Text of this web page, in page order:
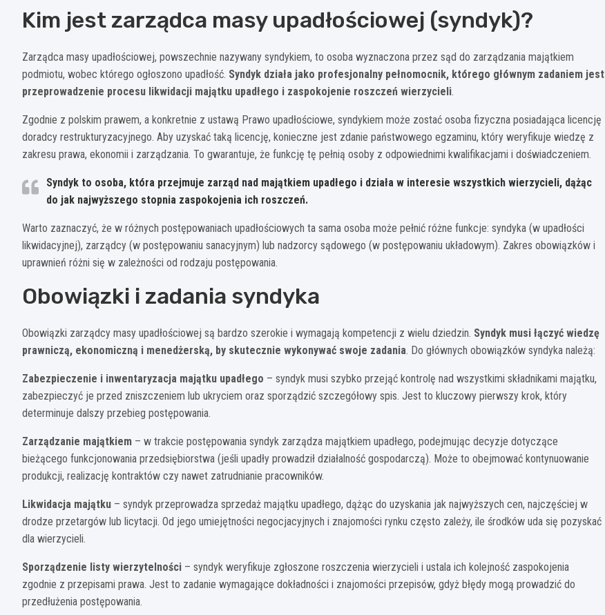
Kim jest zarządca masy upadłościowej (syndyk)?
Zarządca masy upadłościowej, powszechnie nazywany syndykiem, to osoba wyznaczona przez sąd do zarządzania majątkiem
podmiotu, wobec którego ogłoszono upadłość. Syndyk działa jako profesjonalny pełnomocnik, którego głównym zadaniem jest
przeprowadzenie procesu likwidacji majątku upadłego i zaspokojenie roszczeń wierzycieli.
Zgodnie z polskim prawem, a konkretnie z ustawą Prawo upadłościowe, syndykiem może zostać osoba fizyczna posiadająca licencję
doradcy restrukturyzacyjnego. Aby uzyskać taką licencję, konieczne jest zdanie państwowego egzaminu, który weryfikuje wiedzę z
zakresu prawa, ekonomii i zarządzania. To gwarantuje, że funkcję tę pełnią osoby z odpowiednimi kwalifikacjami i doświadczeniem.
Syndyk to osoba, która przejmuje zarząd nad majątkiem upadłego i działa w interesie wszystkich wierzycieli, dążąc
do jak najwyższego stopnia zaspokojenia ich roszczeń.
Warto zaznaczyć, że w różnych postępowaniach upadłościowych ta sama osoba może pełnić różne funkcje: syndyka (w upadłości
likwidacyjnej), zarządcy (w postępowaniu sanacyjnym) lub nadzorcy sądowego (w postępowaniu układowym). Zakres obowiązków i
uprawnień różni się w zależności od rodzaju postępowania.
Obowiązki i zadania syndyka
Obowiązki zarządcy masy upadłościowej są bardzo szerokie i wymagają kompetencji z wielu dziedzin. Syndyk musi łączyć wiedzę
prawniczą, ekonomiczną i menedżerską, by skutecznie wykonywać swoje zadania. Do głównych obowiązków syndyka należą:
Zabezpieczenie i inwentaryzacja majątku upadłego – syndyk musi szybko przejąć kontrolę nad wszystkimi składnikami majątku,
zabezpieczyć je przed zniszczeniem lub ukryciem oraz sporządzić szczegółowy spis. Jest to kluczowy pierwszy krok, który
determinuje dalszy przebieg postępowania.
Zarządzanie majątkiem – w trakcie postępowania syndyk zarządza majątkiem upadłego, podejmując decyzje dotyczące
bieżącego funkcjonowania przedsiębiorstwa (jeśli upadły prowadził działalność gospodarczą). Może to obejmować kontynuowanie
produkcji, realizację kontraktów czy nawet zatrudnianie pracowników.
Likwidacja majątku – syndyk przeprowadza sprzedaż majątku upadłego, dążąc do uzyskania jak najwyższych cen, najczęściej w
drodze przetargów lub licytacji. Od jego umiejętności negocjacyjnych i znajomości rynku często zależy, ile środków uda się pozyskać
dla wierzycieli.
Sporządzenie listy wierzytelności – syndyk weryfikuje zgłoszone roszczenia wierzycieli i ustala ich kolejność zaspokojenia
zgodnie z przepisami prawa. Jest to zadanie wymagające dokładności i znajomości przepisów, gdyż błędy mogą prowadzić do
przedłużenia postępowania.